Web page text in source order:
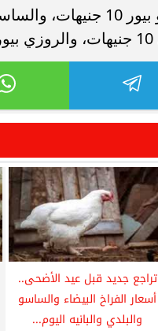
تراجع جديد قبل عيد الأضحى..
أسعار الفراخ البيضاء والساسو
والبلدي والبانيه اليوم...